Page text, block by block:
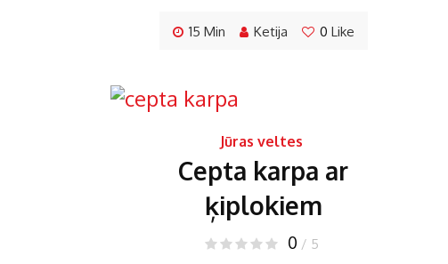
15 Min Ketija 0 Like
Jūras veltes
Cepta karpa ar
ķiplokiem
0 / 5